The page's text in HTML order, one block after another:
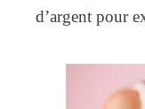
d’argent pour